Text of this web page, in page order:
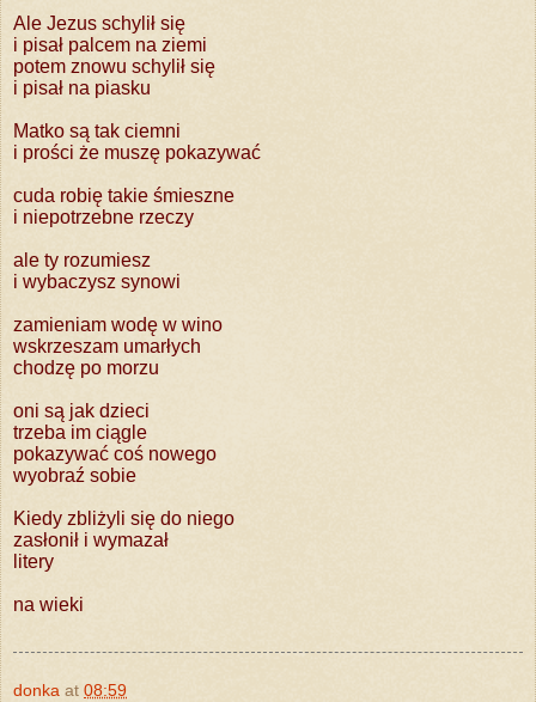
Ale Jezus schylił się
i pisał palcem na ziemi
potem znowu schylił się
i pisał na piasku
Matko są tak ciemni
i prości że muszę pokazywać
cuda robię takie śmieszne
i niepotrzebne rzeczy
ale ty rozumiesz
i wybaczysz synowi
zamieniam wodę w wino
wskrzeszam umarłych
chodzę po morzu
oni są jak dzieci
trzeba im ciągle
pokazywać coś nowego
wyobraź sobie
Kiedy zbliżyli się do niego
zasłonił i wymazał
litery
na wieki
donka at 08:59